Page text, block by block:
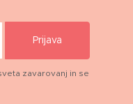
Prijava
zavarovanj in se